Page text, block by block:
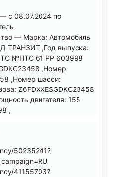
с 08.07.2024 по
— Марка: Автомобиль
ТРАНЗИТ ,Год выпуска:
№ПТС 61 РР 603998
,Номер
,Номер шасси:
Z6FDXXESGDKC23458
двигателя: 155
,
50235241?
41155703?